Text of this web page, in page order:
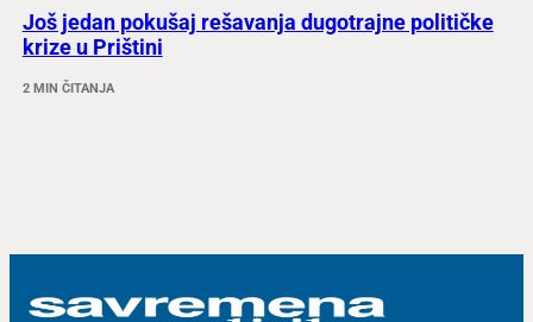
Još jedan pokušaj rešavanja dugotrajne političke
krize u Prištini
2 MIN ČITANJA